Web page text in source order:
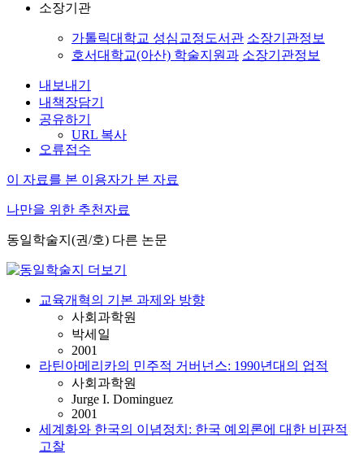
소장기관
가톨릭대학교 성심교정도서관 소장기관정보
호서대학교(아산) 학술지원과 소장기관정보
내보내기
내책장담기
공유하기
URL 복사
오류접수
이 자료를 본 이용자가 본 자료
나만을 위한 추천자료
동일학술지(권/호) 다른 논문
교육개혁의 기본 과제와 방향
사회과학원
박세일
2001
라틴아메리카의 민주적 거버넌스: 1990년대의 업적
사회과학원
Jurge I. Dominguez
2001
세계화와 한국의 이념정치: 한국 예외론에 대한 비판적
고찰